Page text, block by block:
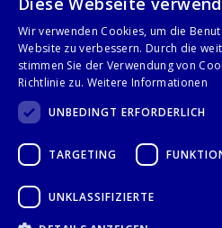
AGB
KONTAKT
Stalgast GmbH
28359 Bremen
+49 421 408844-0
Wir verwenden Cookies, um die
Website zu verbessern. Durch die
stimmen Sie der Verwendung von
Richtlinie zu. Weitere Informationen
UNBEDINGT ERFORDERLICH
TARGETING
UNKLASSIFIZIERTE